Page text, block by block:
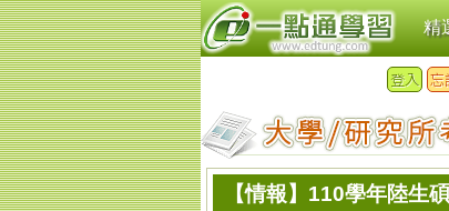
精
登入 忘
【情報】110學年陸生